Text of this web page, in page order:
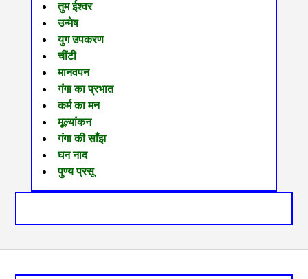
तुम ईश्वर
उन्मेष
युग उपकरण
चींटी
मानवपन
गंगा का प्रभात
कर्म का मन
मूल्यांकन
गंगा की साँझ
घन नाद
पुण्य प्रसू